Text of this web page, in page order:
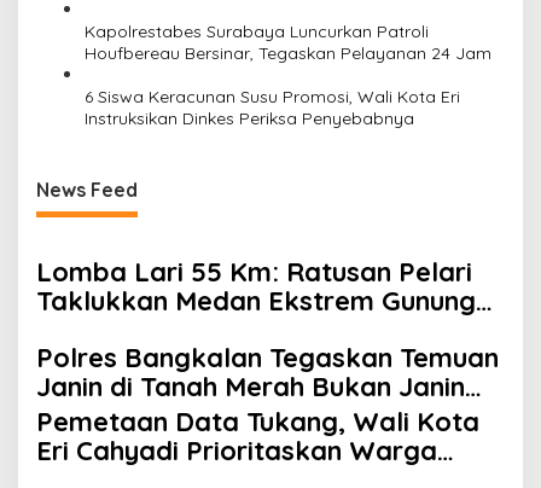
Kapolrestabes Surabaya Luncurkan Patroli
Houfbereau Bersinar, Tegaskan Pelayanan 24 Jam
6 Siswa Keracunan Susu Promosi, Wali Kota Eri
Instruksikan Dinkes Periksa Penyebabnya
News Feed
Lomba Lari 55 Km: Ratusan Pelari
Taklukkan Medan Ekstrem Gunung
Polres Bangkalan Tegaskan Temuan
Janin di Tanah Merah Bukan Janin
Manusia
Pemetaan Data Tukang, Wali Kota
Eri Cahyadi Prioritaskan Warga